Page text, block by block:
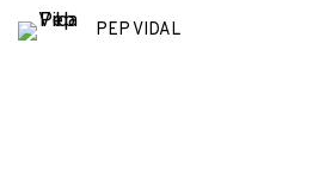
PEP VIDAL